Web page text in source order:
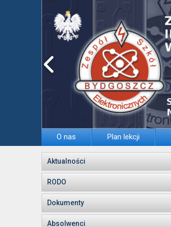
O nas Plan lekcji
Aktualności
RODO
Dokumenty
Absolwenci